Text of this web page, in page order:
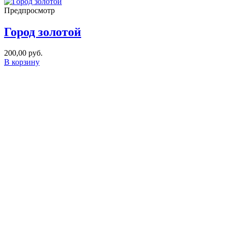
Предпросмотр
Город золотой
200,00 руб.
В корзину